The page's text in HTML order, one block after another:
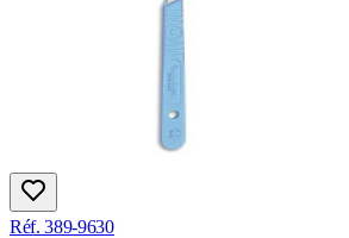
Réf. 389-9630